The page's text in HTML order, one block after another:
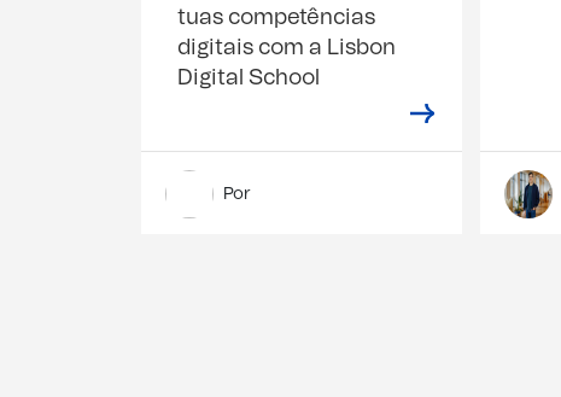
tuas competências
digitais com a Lisbon
Digital School
Por